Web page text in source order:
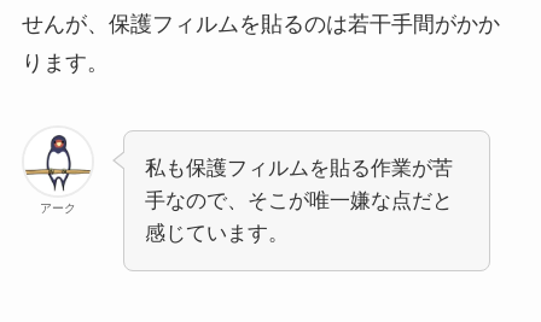
せんが、保護フィルムを貼るのは若干手間がかか
ります。
アーク
私も保護フィルムを貼る作業が苦
手なので、そこが唯一嫌な点だと
感じています。